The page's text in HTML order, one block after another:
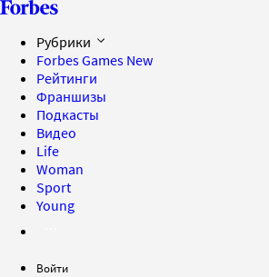
Рубрики
Forbes Games New
Рейтинги
Франшизы
Подкасты
Видео
Life
Woman
Sport
Young
Войти